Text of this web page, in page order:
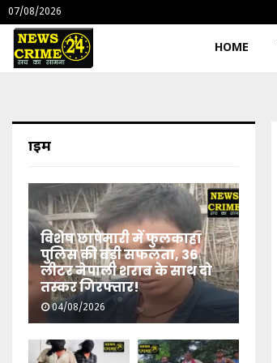
07/08/2026
HOME
क्राइम
विशेष छापेमारी में फुलकाहा
पुलिस की बड़ी सफलता, 36
लीटर नेपाली शराब के साथ दो
तस्कर गिरफ्तार!
04/08/2026